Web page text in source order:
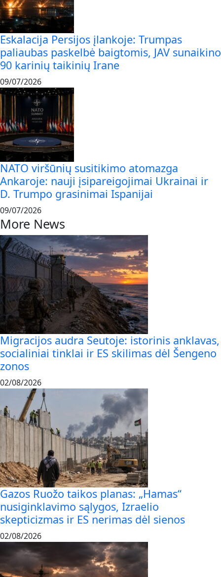
Eskalacija Persijos įlankoje: Trumpas
paliaubas paskelbė baigtomis, JAV sunaikino
90 karinių taikinių Irane
09/07/2026
NATO viršūnių susitikimo atomazga
Ankaroje: nauji įsipareigojimai Ukrainai ir
D. Trumpo grasinimai Ispanijai
09/07/2026
More News
Migracijos audra Seutoje: istorinis anklavas,
socialiniai tinklai ir ES skilimas dėl Šengeno
zonos
02/08/2026
Gazos Ruožo taikos planas: „Hamas“
nusiginklavimo sąlygos, Izraelio
skepticizmas ir ES nerimas dėl sienos
02/08/2026